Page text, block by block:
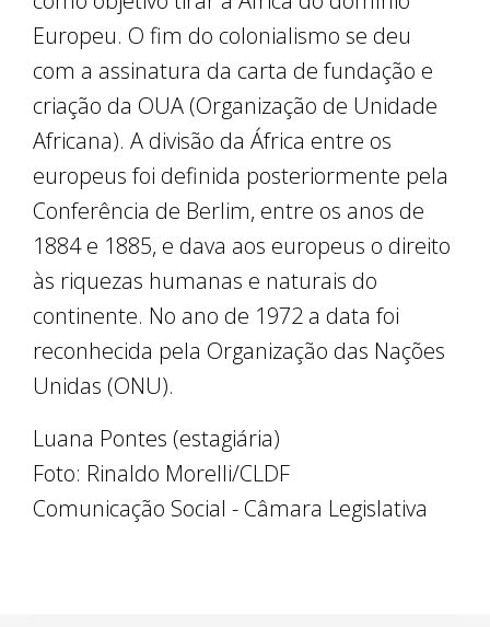
Europeu. O fim do colonialismo se deu
com a assinatura da carta de fundação e
criação da OUA (Organização de Unidade
Africana). A divisão da África entre os
europeus foi definida posteriormente pela
Conferência de Berlim, entre os anos de
1884 e 1885, e dava aos europeus o direito
às riquezas humanas e naturais do
continente. No ano de 1972 a data foi
reconhecida pela Organização das Nações
Unidas (ONU).
Luana Pontes (estagiária)
Foto: Rinaldo Morelli/CLDF
Comunicação Social - Câmara Legislativa